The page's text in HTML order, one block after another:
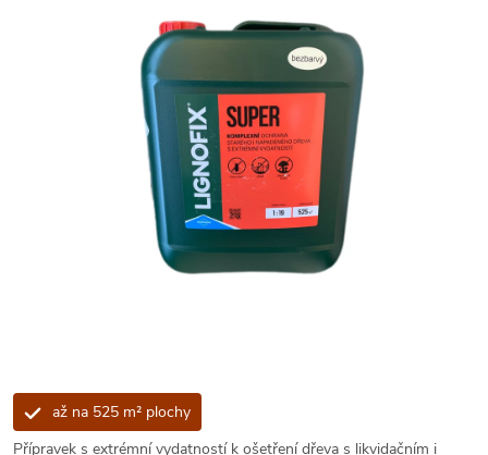
až na 525 m² plochy
Přípravek s extrémní vydatností k ošetření dřeva s likvidačním i